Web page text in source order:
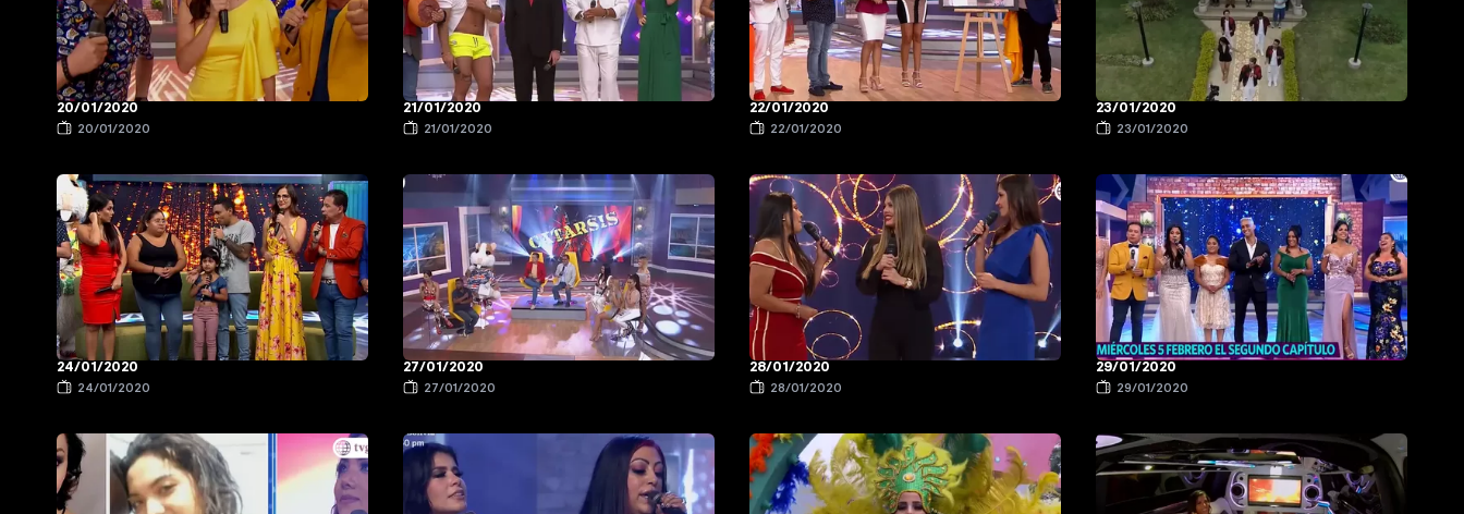
20/01/2020
20/01/2020
21/01/2020
21/01/2020
22/01/2020
22/01/2020
23/01/2020
23/01/2020
24/01/2020
24/01/2020
27/01/2020
27/01/2020
28/01/2020
28/01/2020
29/01/2020
29/01/2020